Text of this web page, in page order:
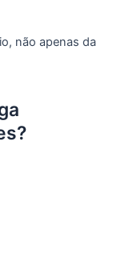
não apenas da